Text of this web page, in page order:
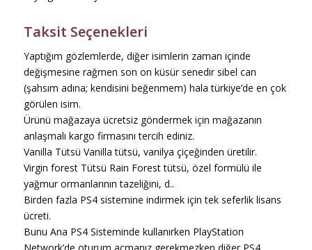
Taksit Seçenekleri
Yaptığım gözlemlerde, diğer isimlerin zaman içinde
değişmesine rağmen son on küsür senedir sibel can
(şahsım adına; kendisini beğenmem) hala türkiye’de en çok
görülen isim.
Ürünü mağazaya ücretsiz göndermek için mağazanın
anlaşmalı kargo firmasını tercih ediniz.
Vanilla Tütsü Vanilla tütsü, vanilya çiçeğinden üretilir.
Virgin forest Tütsü Rain Forest tütsü, özel formülü ile
yağmur ormanlarının tazeliğini, d..
Birden fazla PS4 sistemine indirmek için tek seferlik lisans
ücreti.
Bunu Ana PS4 Sisteminde kullanırken PlayStation